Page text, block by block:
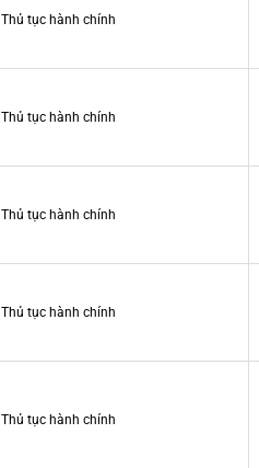
Thủ tục hành chính
Thủ tục hành chính
Thủ tục hành chính
Thủ tục hành chính
Thủ tục hành chính